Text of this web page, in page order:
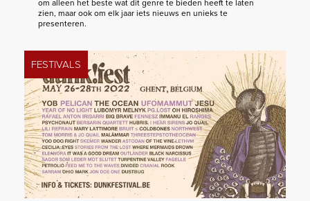
om alleen het beste wat dit genre te bieden heeft te laten
zien, maar ook om elk jaar iets nieuws en unieks te
presenteren.
FESTIVALS